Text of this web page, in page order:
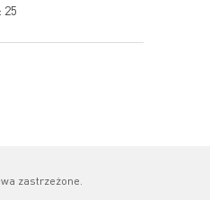
25
zastrzeżone.